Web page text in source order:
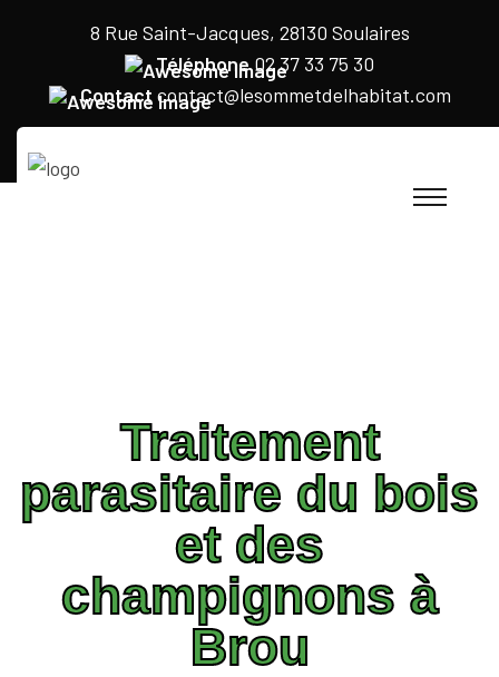
8 Rue Saint-Jacques, 28130 Soulaires
Téléphone02 37 33 75 30
Contactcontact@lesommetdelhabitat.com
Traitement
parasitaire du bois
et des
champignons à
Brou